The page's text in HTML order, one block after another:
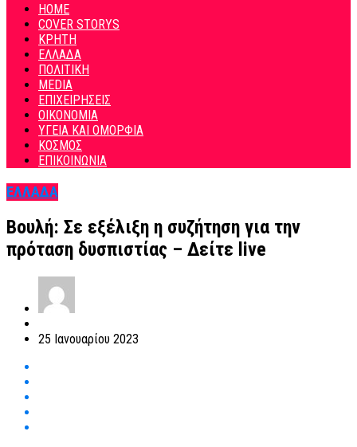
HOME
COVER STORYS
ΚΡΗΤΗ
ΕΛΛΑΔΑ
ΠΟΛΙΤΙΚΗ
MEDIA
ΕΠΙΧΕΙΡΗΣΕΙΣ
ΟΙΚΟΝΟΜΙΑ
ΥΓΕΙΑ ΚΑΙ ΟΜΟΡΦΙΑ
ΚΟΣΜΟΣ
ΕΠΙΚΟΙΝΩΝΙΑ
ΕΛΛΑΔΑ
Βουλή: Σε εξέλιξη η συζήτηση για την
πρόταση δυσπιστίας – Δείτε live
25 Ιανουαρίου 2023